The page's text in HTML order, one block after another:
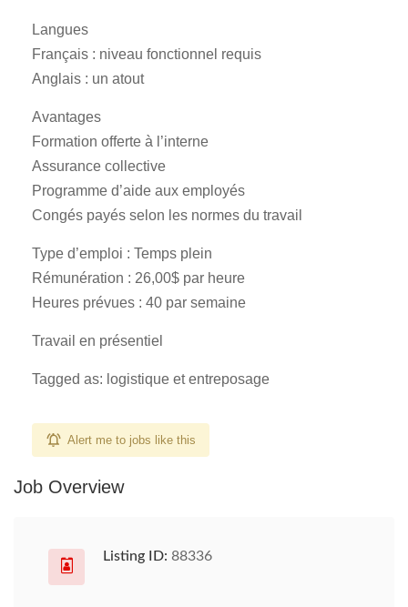
Langues
Français : niveau fonctionnel requis
Anglais : un atout
Avantages
Formation offerte à l’interne
Assurance collective
Programme d’aide aux employés
Congés payés selon les normes du travail
Type d’emploi : Temps plein
Rémunération : 26,00$ par heure
Heures prévues : 40 par semaine
Travail en présentiel
Tagged as: logistique et entreposage
Alert me to jobs like this
Job Overview
Listing ID: 88336